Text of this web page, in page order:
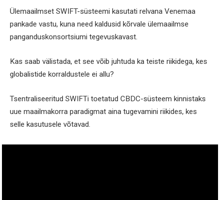
Ülemaailmset SWIFT-süsteemi kasutati relvana Venemaa
pankade vastu, kuna need kaldusid kõrvale ülemaailmse
panganduskonsortsiumi tegevuskavast.
Kas saab välistada, et see võib juhtuda ka teiste riikidega, kes
globalistide korraldustele ei allu?
Tsentraliseeritud SWIFTi toetatud CBDC-süsteem kinnistaks
uue maailmakorra paradigmat aina tugevamini riikides, kes
selle kasutusele võtavad.